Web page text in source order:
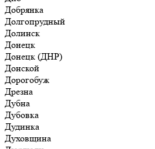
Добрянка
Долгопрудный
Долинск
Донецк
Донецк (ДНР)
Донской
Дорогобуж
Дрезна
Дубна
Дубовка
Дудинка
Духовщина